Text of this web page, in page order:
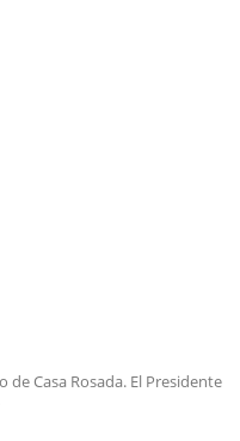
de Casa Rosada. El Presidente